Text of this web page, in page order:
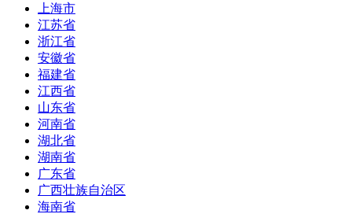
上海市
江苏省
浙江省
安徽省
福建省
江西省
山东省
河南省
湖北省
湖南省
广东省
广西壮族自治区
海南省